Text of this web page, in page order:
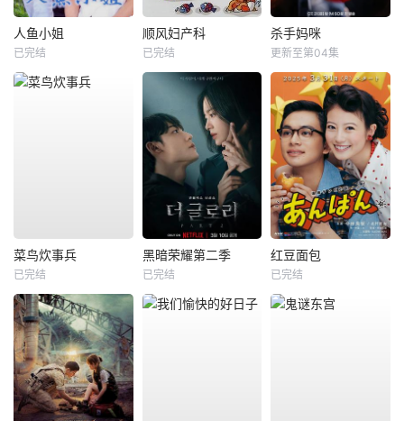
人鱼小姐
已完结
顺风妇产科
已完结
杀手妈咪
更新至第04集
菜鸟炊事兵
已完结
黑暗荣耀第二季
已完结
红豆面包
已完结